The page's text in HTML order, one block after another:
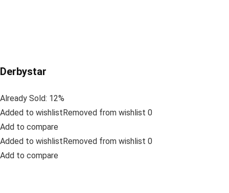
Derbystar
Already Sold: 12%
Added to wishlistRemoved from wishlist 0
Add to compare
Added to wishlistRemoved from wishlist 0
Add to compare